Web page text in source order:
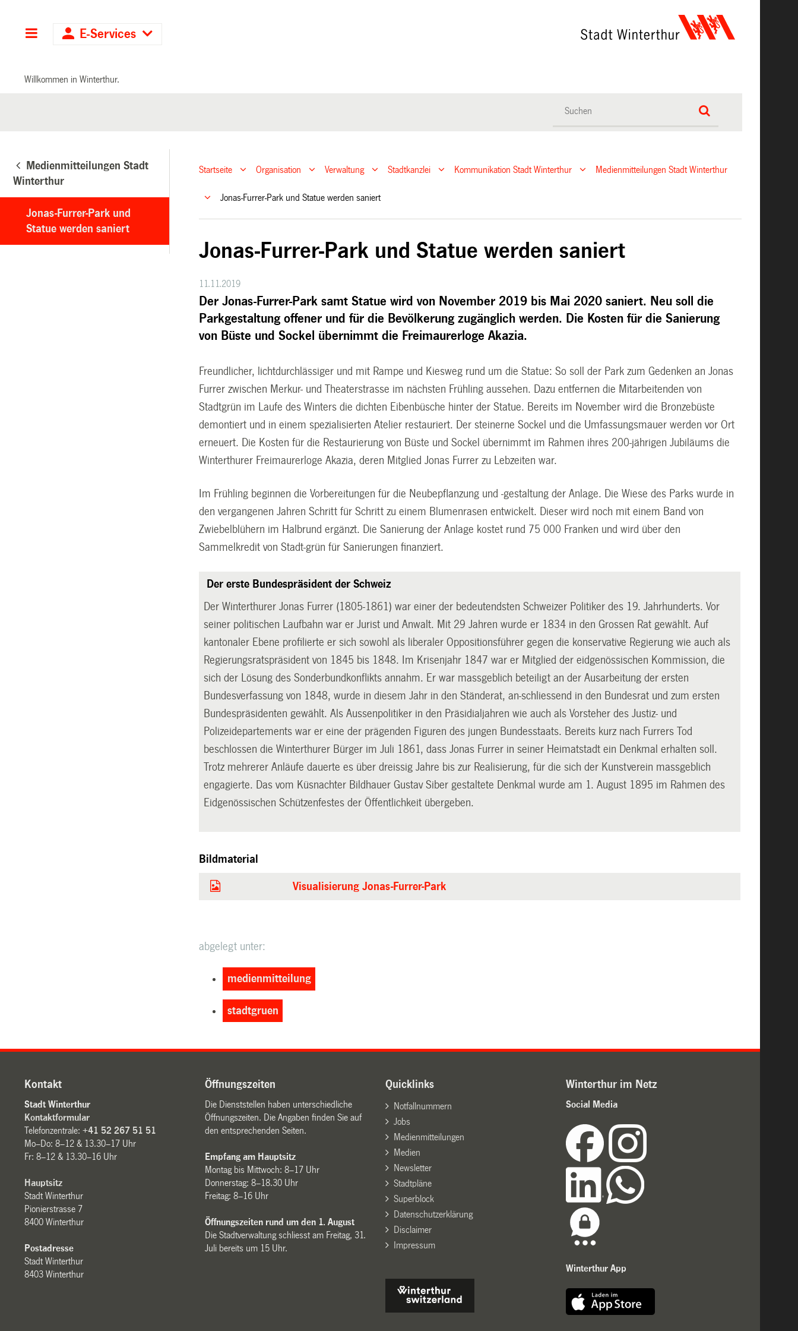
Hauptnavigation
E-Services
Willkommen in Winterthur.
Medienmitteilungen Stadt
Winterthur
Jonas-Furrer-Park und
Statue werden saniert
Startseite Organisation Verwaltung Stadtkanzlei Kommunikation Stadt Winterthur Medienmitteilungen Stadt Winterthur
Jonas-Furrer-Park und Statue werden saniert
Jonas-Furrer-Park und Statue werden saniert
11.11.2019
Der Jonas-Furrer-Park samt Statue wird von November 2019 bis Mai 2020 saniert. Neu soll die
Parkgestaltung offener und für die Bevölkerung zugänglich werden. Die Kosten für die Sanierung
von Büste und Sockel übernimmt die Freimaurerloge Akazia.
Freundlicher, lichtdurchlässiger und mit Rampe und Kiesweg rund um die Statue: So soll der Park zum Gedenken an Jonas
Furrer zwischen Merkur- und Theaterstrasse im nächsten Frühling aussehen. Dazu entfernen die Mitarbeitenden von
Stadtgrün im Laufe des Winters die dichten Eibenbüsche hinter der Statue. Bereits im November wird die Bronzebüste
demontiert und in einem spezialisierten Atelier restauriert. Der steinerne Sockel und die Umfassungsmauer werden vor Ort
erneuert. Die Kosten für die Restaurierung von Büste und Sockel übernimmt im Rahmen ihres 200-jährigen Jubiläums die
Winterthurer Freimaurerloge Akazia, deren Mitglied Jonas Furrer zu Lebzeiten war.
Im Frühling beginnen die Vorbereitungen für die Neubepflanzung und -gestaltung der Anlage. Die Wiese des Parks wurde in
den vergangenen Jahren Schritt für Schritt zu einem Blumenrasen entwickelt. Dieser wird noch mit einem Band von
Zwiebelblühern im Halbrund ergänzt. Die Sanierung der Anlage kostet rund 75 000 Franken und wird über den
Sammelkredit von Stadt-grün für Sanierungen finanziert.
Der erste Bundespräsident der Schweiz
Der Winterthurer Jonas Furrer (1805-1861) war einer der bedeutendsten Schweizer Politiker des 19. Jahrhunderts. Vor
seiner politischen Laufbahn war er Jurist und Anwalt. Mit 29 Jahren wurde er 1834 in den Grossen Rat gewählt. Auf
kantonaler Ebene profilierte er sich sowohl als liberaler Oppositionsführer gegen die konservative Regierung wie auch als
Regierungsratspräsident von 1845 bis 1848. Im Krisenjahr 1847 war er Mitglied der eidgenössischen Kommission, die
sich der Lösung des Sonderbundkonflikts annahm. Er war massgeblich beteiligt an der Ausarbeitung der ersten
Bundesverfassung von 1848, wurde in diesem Jahr in den Ständerat, an-schliessend in den Bundesrat und zum ersten
Bundespräsidenten gewählt. Als Aussenpolitiker in den Präsidialjahren wie auch als Vorsteher des Justiz- und
Polizeidepartements war er eine der prägenden Figuren des jungen Bundesstaats. Bereits kurz nach Furrers Tod
beschlossen die Winterthurer Bürger im Juli 1861, dass Jonas Furrer in seiner Heimatstadt ein Denkmal erhalten soll.
Trotz mehrerer Anläufe dauerte es über dreissig Jahre bis zur Realisierung, für die sich der Kunstverein massgeblich
engagierte. Das vom Küsnachter Bildhauer Gustav Siber gestaltete Denkmal wurde am 1. August 1895 im Rahmen des
Eidgenössischen Schützenfestes der Öffentlichkeit übergeben.
Bildmaterial
Visualisierung Jonas-Furrer-Park
abgelegt unter:
medienmitteilung
stadtgruen
Kontakt
Stadt Winterthur
Kontaktformular
Telefonzentrale:+41 52 267 51 51
Mo–Do: 8–12 & 13.30–17 Uhr
Fr: 8–12 & 13.30–16 Uhr
Hauptsitz
Stadt Winterthur
Pionierstrasse 7
8400 Winterthur
Postadresse
Stadt Winterthur
8403 Winterthur
Öffnungszeiten
Die Dienststellen haben unterschiedliche
Öffnungszeiten. Die Angaben finden Sie auf
den entsprechenden Seiten.
Empfang am Hauptsitz
Montag bis Mittwoch: 8–17 Uhr
Donnerstag: 8–18.30 Uhr
Freitag: 8–16 Uhr
Öffnungszeiten rund um den 1. August
Die Stadtverwaltung schliesst am Freitag, 31.
Juli bereits um 15 Uhr.
Quicklinks
Notfallnummern
Jobs
Medienmitteilungen
Medien
Newsletter
Stadtpläne
Superblock
Datenschutzerklärung
Disclaimer
Impressum
Winterthur im Netz
Social Media
Winterthur App